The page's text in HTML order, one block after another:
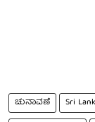
ಚುನಾವಣೆ Sri